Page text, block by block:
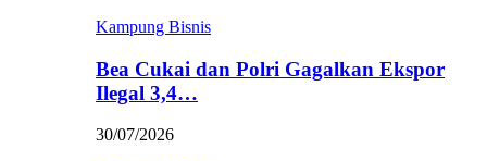
Kampung Bisnis
Bea Cukai dan Polri Gagalkan Ekspor
Ilegal 3,4…
30/07/2026